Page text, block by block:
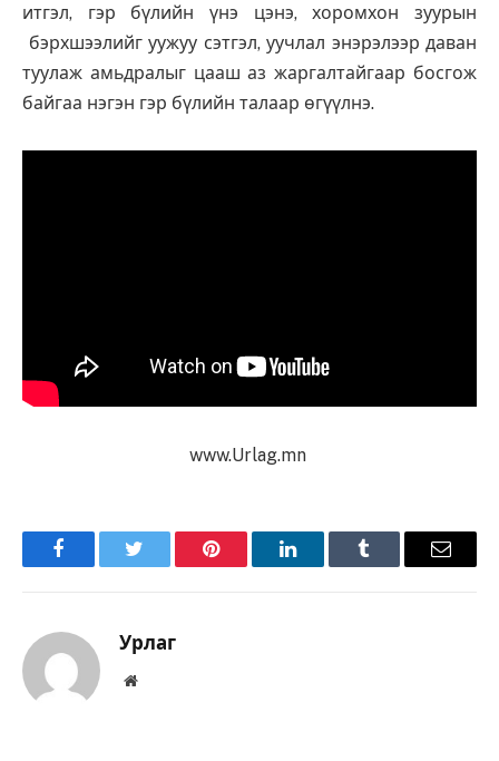
итгэл, гэр бүлийн үнэ цэнэ, хоромхон зуурын
бэрхшээлийг уужуу сэтгэл, уучлал энэрэлээр даван
туулаж амьдралыг цааш аз жаргалтайгаар босгож
байгаа нэгэн гэр бүлийн талаар өгүүлнэ.
www.Urlag.mn
FacebookTwitter Pinterest LinkedInTumblr Имэйл
Урлаг
Вэбсайт